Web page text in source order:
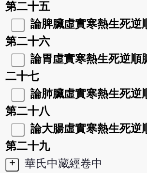
第二十五
論脾臟虛實寒熱生死逆
第二十六
論胃虛實寒熱生死逆順
二十七
論肺臟虛實寒熱生死逆
第二十八
論大腸虛實寒熱生死逆
第二十九
+
華氏中藏經卷中